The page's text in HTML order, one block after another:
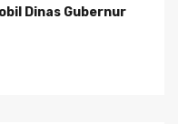
Dinas Gubernur